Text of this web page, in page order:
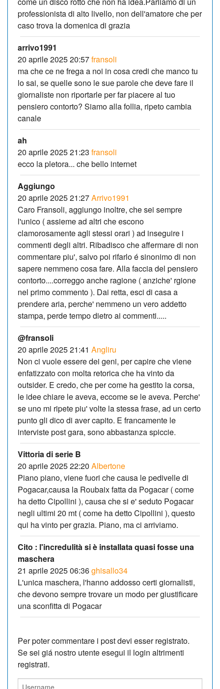
professionista di alto livello, non dell'amatore che per
caso trova la domenica di grazia
arrivo1991
20 aprile 2025 20:57fransoli
ma che ce ne frega a noi in cosa credi che manco tu
lo sai, se quelle sono le sue parole che deve fare il
giornaliste non riportarle per far piacere al tuo
pensiero contorto? Siamo alla follia, ripeto cambia
canale
ah
20 aprile 2025 21:23 fransoli
ecco la pletora... che bello internet
Aggiungo
20 aprile 2025 21:27Arrivo1991
Caro Fransoli, aggiungo inoltre, che sei sempre
l'unico ( assieme ad altri che escono
clamorosamente agli stessi orari ) ad inseguire i
commenti degli altri. Ribadisco che affermare di non
commentare piu', salvo poi rifarlo é sinonimo di non
sapere nemmeno cosa fare. Alla faccia del pensiero
contorto....correggo anche ragione ( anziche' rgione
nel primo commento ). Dai retta, esci di casa a
prendere aria, perche' nemmeno un vero addetto
stampa, perde tempo dietro ai commenti.....
@fransoli
20 aprile 2025 21:41 Angliru
Non ci vuole essere dei geni, per capire che viene
enfatizzato con molta retorica che ha vinto da
outsider. E credo, che per come ha gestito la corsa,
le idee chiare le aveva, eccome se le aveva. Perche'
se uno mi ripete piu' volte la stessa frase, ad un certo
punto gli dico di aver capito. E francamente le
interviste post gara, sono abbastanza spiccie.
Vittoria di serie B
20 aprile 2025 22:20 Albertone
Piano piano, viene fuori che causa le pedivelle di
Pogacar,causa la Roubaix fatta da Pogacar ( come
ha detto Cipollini ), causa che si e' seduto Pogacar
negli ultimi 20 mt ( come ha detto Cipollini ), questo
qui ha vinto per grazia. Piano, ma ci arriviamo.
Cito : l'incredulità si è installata quasi fosse una
maschera
21 aprile 2025 06:36ghisallo34
L'unica maschera, l'hanno addosso certi giornalisti,
che devono sempre trovare un modo per giustificare
una sconfitta di Pogacar
Per poter commentare i post devi esser registrato.
Se sei giá nostro utente esegui il login altrimenti
registrati.